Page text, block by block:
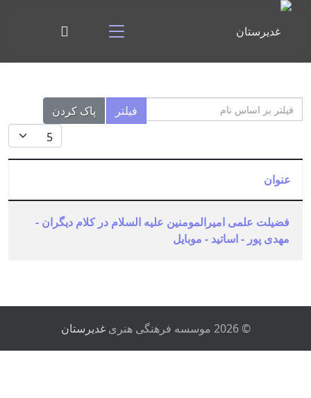
فیلتر بر اساس نام فیلتر
پاک کردن
نمایش #
مقالات
عنوان
فضیلت علمی امیرالمومنین علیه السلام در کلام دیگران -
مهدی پور - اساتید - موبایل
© 2026 موسسه فرهنگی هنری غدیرستان